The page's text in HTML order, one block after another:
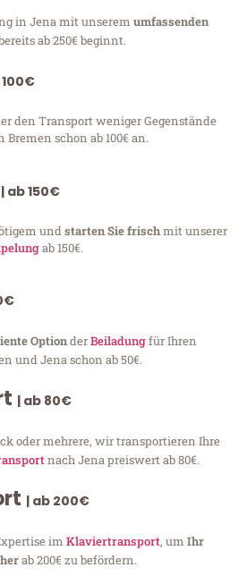
in Jena mit unserem umfassenden
ab 250€ beginnt.
den Transport weniger Gegenstände
Bremen schon ab 100€ an.
| ab 150€
undstarten Sie frischmit unserer
ab 150€.
OptionderBeiladungfür Ihren
und Jena schon ab 50€.
| ab 80€
oder mehrere, wir transportieren Ihre
nach Jena preiswert ab 80€.
| ab 200€
im Klaviertransport, um Ihr
ab 200€ zu befördern.